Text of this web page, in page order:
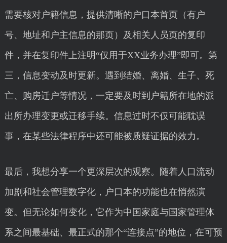
需要核对户籍信息，提供清晰的户口本首页（有户
号、地址和户主信息的那页）及相关人员页的复印
件，并在复印件上注明“仅用于XX业务办理”即可。第
三，信息变动及时更新。遇到结婚、离婚、生子、死
亡、购房迁户等情况，一定要及时到户籍所在地的派
出所办理变更或迁移手续。信息过时不仅可能耽误
事，在某些法律程序中还可能被质疑证据的效力。
最后，我想分享一个更深层次的观察。随着人口流动
加剧和社会管理数字化，户口本的功能也在悄然演
变。但无论如何变化，它作为中国家庭与国家管理体
系之间最基础、最正式的那个“连接点”的地位，在可预